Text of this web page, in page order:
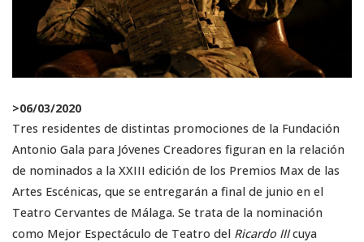
>06/03/2020
Tres residentes de distintas promociones de la Fundación
Antonio Gala para Jóvenes Creadores figuran en la relación
de nominados a la XXIII edición de los Premios Max de las
Artes Escénicas, que se entregarán a final de junio en el
Teatro Cervantes de Málaga. Se trata de la nominación
como Mejor Espectáculo de Teatro del Ricardo IIIcuya